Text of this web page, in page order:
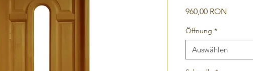
960,00 RON
Öffnung *
Auswählen